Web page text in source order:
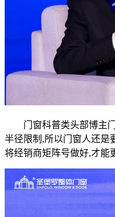
门窗科普类头部博主门
半径限制,所以门窗人还是
将经销商矩阵号做好,才能